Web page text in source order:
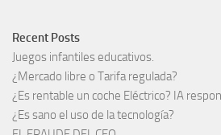
Recent Posts
Juegos infantiles educativos.
¿Mercado libre o Tarifa regulada?
¿Es rentable un coche Eléctrico? IA
¿Es sano el uso de la tecnología?